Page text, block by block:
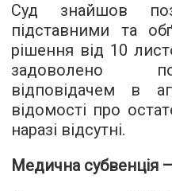
Суд знайшов
підставними та
рішення від 10
задоволено
відповідачем в
відомості про
наразі відсутні.
Медична субвенція